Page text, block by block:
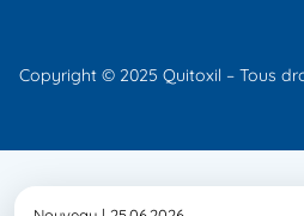
Copyright © 2025 Quitoxil – Tous